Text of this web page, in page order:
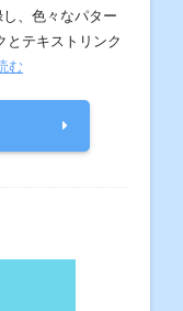
、色々なパター
とテキストリンク
む